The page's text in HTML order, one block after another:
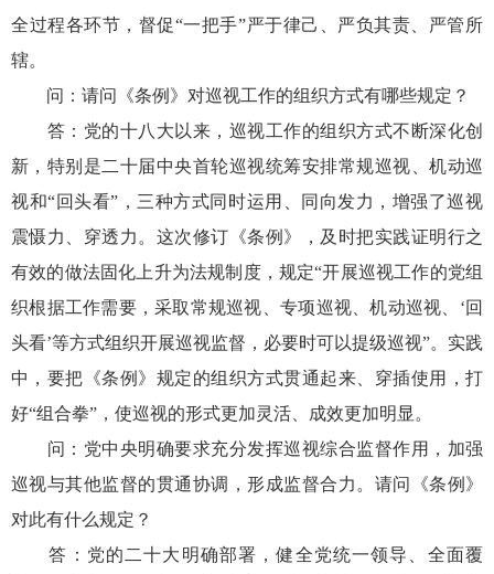
全过程各环节，督促“一把手”严于律己、严负其责、严管所
辖。
问：请问《条例》对巡视工作的组织方式有哪些规定？
答：党的十八大以来，巡视工作的组织方式不断深化创
新，特别是二十届中央首轮巡视统筹安排常规巡视、机动巡
视和“回头看”，三种方式同时运用、同向发力，增强了巡视
震慑力、穿透力。这次修订《条例》，及时把实践证明行之
有效的做法固化上升为法规制度，规定“开展巡视工作的党组
织根据工作需要，采取常规巡视、专项巡视、机动巡视、‘回
头看’等方式组织开展巡视监督，必要时可以提级巡视”。实践
中，要把《条例》规定的组织方式贯通起来、穿插使用，打
好“组合拳”，使巡视的形式更加灵活、成效更加明显。
问：党中央明确要求充分发挥巡视综合监督作用，加强
巡视与其他监督的贯通协调，形成监督合力。请问《条例》
对此有什么规定？
答：党的二十大明确部署，健全党统一领导、全面覆